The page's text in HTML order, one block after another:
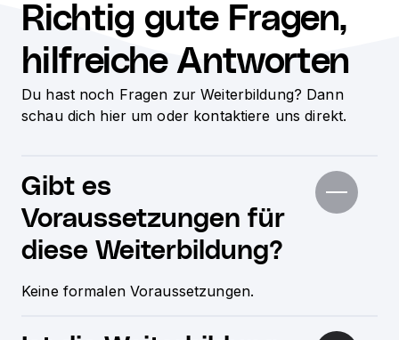
Richtig gute Fragen,
hilfreiche Antworten
Du hast noch Fragen zur Weiterbildung? Dann
schau dich hier um oder kontaktiere uns direkt.
Gibt es
Voraussetzungen für
diese Weiterbildung?
Keine formalen Voraussetzungen.